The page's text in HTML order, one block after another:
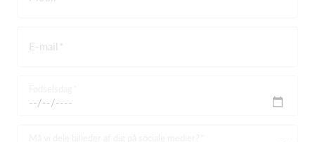
E-mail